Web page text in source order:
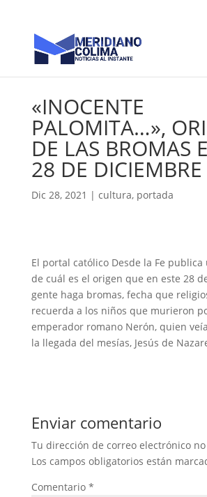
«INOCENTE
PALOMITA…»,
DE LAS BROMAS
28 DE DICIEMBRE
Dic 28, 2021 | cultura, portada
El portal católico Desde la Fe
de cuál es el origen que en este 28
gente haga bromas, fecha que
recuerda a los niños que murieron
emperador romano Nerón, quien
la llegada del mesías, Jesús de
Enviar comentario
Tu dirección de correo electrónico
Los campos obligatorios están
Comentario *